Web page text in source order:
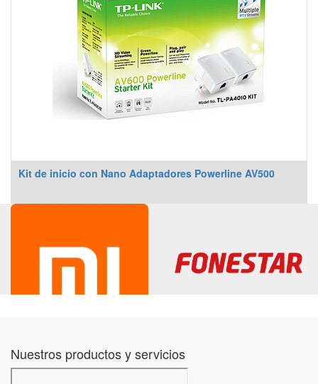
Kit de inicio con Nano Adaptadores Powerline AV500
Nuestros productos y servicios